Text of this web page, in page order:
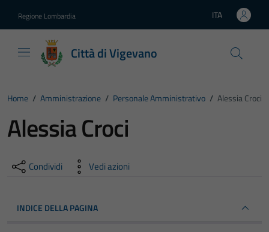
Regione Lombardia Lingua attiva:
ITA
Città di Vigevano
Home / Amministrazione / Personale Amministrativo / Alessia Croci
Alessia Croci
Condividi Vedi azioni
INDICE DELLA PAGINA